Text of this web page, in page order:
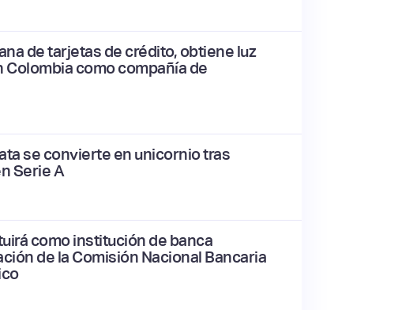
de tarjetas de crédito, obtiene luz
Colombia como compañía de
se convierte en unicornio tras
Serie A
como institución de banca
de la Comisión Nacional Bancaria